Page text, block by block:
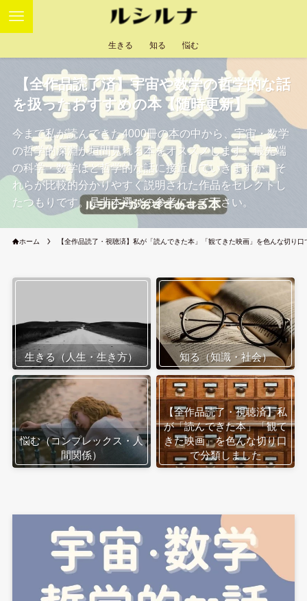
生きる 知る 悩む
【全作品読了済】宇宙や数学の哲学的な話
を扱ったおすすめの本【随時更新】
今まで私が読んできた4000冊の本の中から、宇宙・数学
の哲学的深淵が垣間見れる本をオススメします。最先端
の科学・数学ほど哲学的な話に接近していきますが、そ
れらが比較的分かりやすく説明された作品をセレクトし
たつもりです。是非本選びの参考にして下さい。
ホーム 【全作品読了・視聴済】私が「読んできた本」「観てきた映画」を色んな切り口
生きる（人生・生き方） 知る（知識・社会）
悩む（コンプレックス・人
間関係）
【全作品読了・視聴済】私
が「読んできた本」「観て
きた映画」を色んな切り口
で分類しました